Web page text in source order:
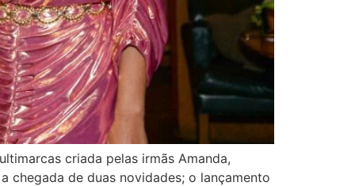
criada pelas irmãs Amanda,
chegada de duas novidades; o lançamento